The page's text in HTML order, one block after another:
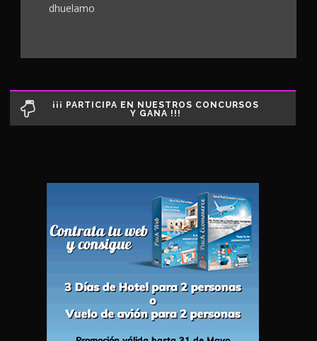
dhuelamo
¡¡¡ PARTICIPA EN NUESTROS CONCURSOS
Y GANA !!!